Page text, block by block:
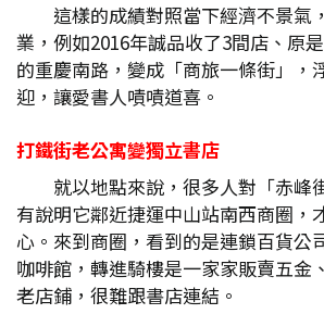
這樣的成績對照當下經濟不景氣
業，例如2016年誠品收了3間店、原是
的重慶南路，變成「商旅一條街」，
迎，讓愛書人嘖嘖道喜。
打鐵街老公寓變獨立書店
就以地點來說，很多人對「赤峰
有說明它鄰近捷運中山站南西商圈，
心。來到商圈，看到的是連鎖百貨公
咖啡館，轉進騎樓是一家家販賣五金
老店鋪，很難跟書店連結。